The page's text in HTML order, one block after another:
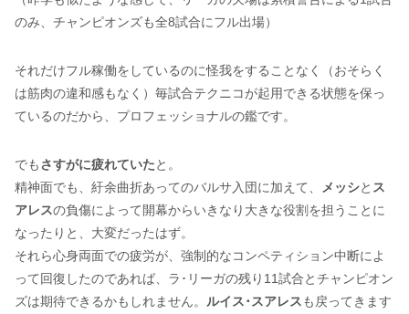
のみ、チャンピオンズも全8試合にフル出場）
それだけフル稼働をしているのに怪我をすることなく（おそらく
は筋肉の違和感もなく）毎試合テクニコが起用できる状態を保っ
ているのだから、プロフェッショナルの鑑です。
でも さすがに疲れていたと。
精神面でも、紆余曲折あってのバルサ入団に加えて、 メッシと ス
アレスの負傷によって開幕からいきなり大きな役割を担うことに
なったりと、大変だったはず。
それら心身両面での疲労が、強制的なコンペティション中断によ
って回復したのであれば、ラ･リーガの残り11試合とチャンピオン
ズは期待できるかもしれません。 ルイス･スアレスも戻ってきます